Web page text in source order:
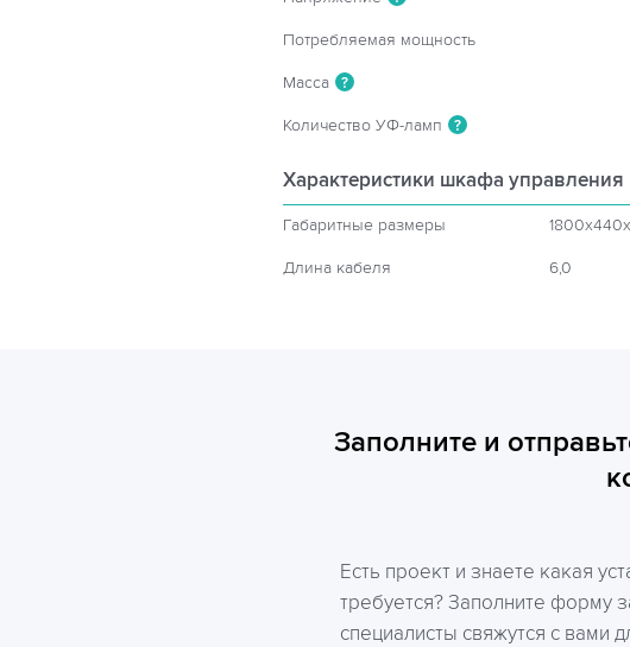
Потребляемая мощность
Масса ?
Количество УФ-ламп ?
Характеристики шкафа управления
Габаритные размеры
Длина кабеля 6,0
Заполните и
Есть проект и знаете какая
требуется? Заполните форму
специалисты свяжутся с вами